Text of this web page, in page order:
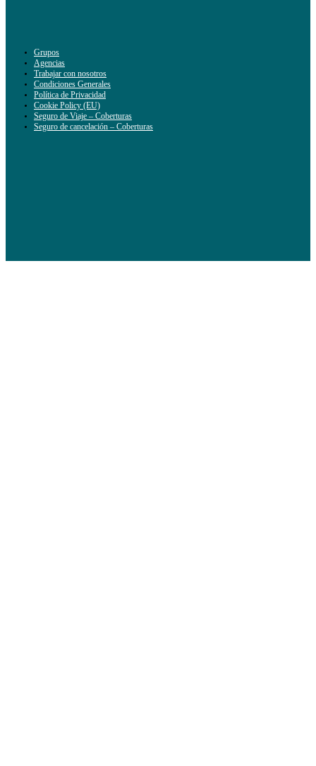
Grupos
Agencias
Trabajar con nosotros
Condiciones Generales
Política de Privacidad
Cookie Policy (EU)
Seguro de Viaje – Coberturas
Seguro de cancelación – Coberturas